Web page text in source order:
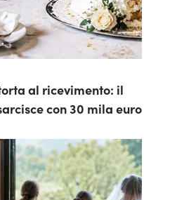
al ricevimento: il
con 30 mila euro